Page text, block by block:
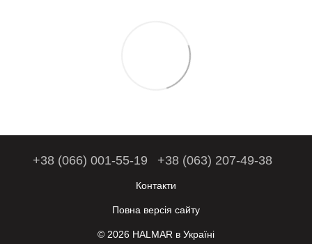
+38 (066) 001-55-19 +38 (063) 207-49-38
Контакти
Повна версія сайту
© 2026 HALMAR в Україні